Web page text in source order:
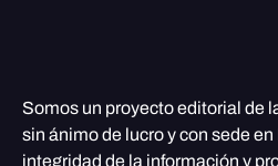
Somos un proyecto editorial de
sin ánimo de lucro y con sede
integridad de la información y